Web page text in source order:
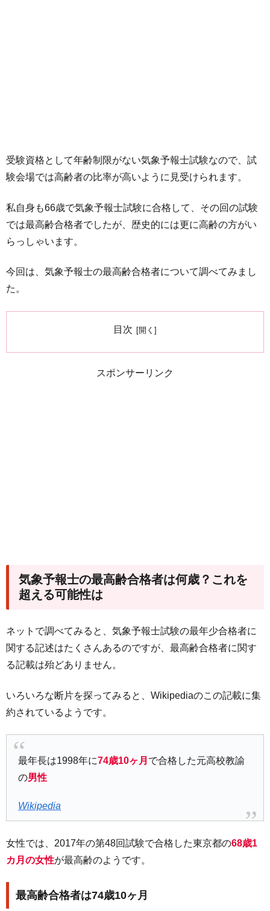
受験資格として年齢制限がない気象予報士試験なので、試
験会場では高齢者の比率が高いように見受けられます。
私自身も66歳で気象予報士試験に合格して、その回の試験
では最高齢合格者でしたが、歴史的には更に高齢の方がい
らっしゃいます。
今回は、気象予報士の最高齢合格者について調べてみまし
た。
目次
スポンサーリンク
気象予報士の最高齢合格者は何歳？これを
超える可能性は
ネットで調べてみると、気象予報士試験の最年少合格者に
関する記述はたくさんあるのですが、最高齢合格者に関す
る記載は殆どありません。
いろいろな断片を探ってみると、Wikipediaのこの記載に集
約されているようです。
最年長は1998年に74歳10ヶ月 で合格した元高校教諭
の男性
Wikipedia
女性では、2017年の第48回試験で合格した東京都の68歳1
カ月の女性が最高齢のようです。
最高齢合格者は74歳10ヶ月